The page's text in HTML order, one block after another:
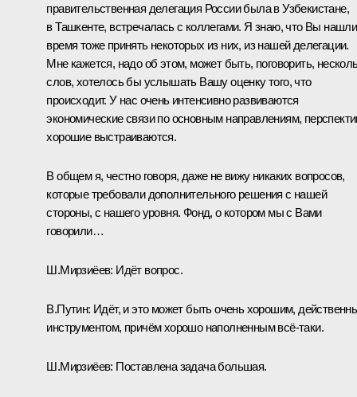
правительственная делегация России была в Узбекистане,
в Ташкенте, встречалась с коллегами. Я знаю, что Вы нашли
время тоже принять некоторых из них, из нашей делегации.
Мне кажется, надо об этом, может быть, поговорить,
слов, хотелось бы услышать Вашу оценку того, что
происходит. У нас очень интенсивно развиваются
экономические связи по основным направлениям,
хорошие выстраиваются.
В общем я, честно говоря, даже не вижу никаких вопросов,
которые требовали дополнительного решения с нашей
стороны, с нашего уровня. Фонд, о котором мы с Вами
говорили…
Ш.Мирзиёев: Идёт вопрос.
В.Путин: Идёт, и это может быть очень хорошим,
инструментом, причём хорошо наполненным всё-таки.
Ш.Мирзиёев: Поставлена задача большая.